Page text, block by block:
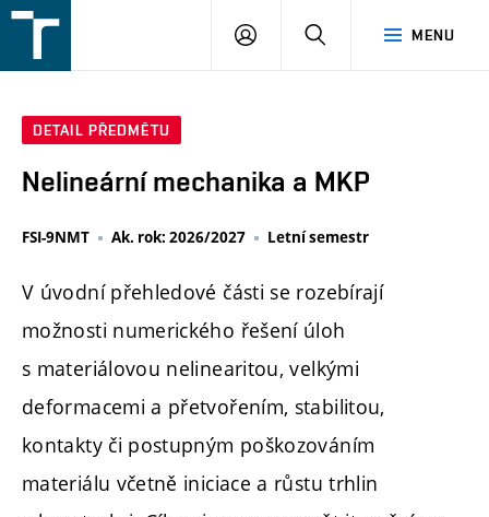
v
MENU
PŘIHLÁŠENÍ
DETAIL PŘEDMĚTU
Nelineární mechanika a MKP
FSI-9NMT Ak. rok: 2026/2027 Letní semestr
V úvodní přehledové části se rozebírají
možnosti numerického řešení úloh
s materiálovou nelinearitou, velkými
deformacemi a přetvořením, stabilitou,
kontakty či postupným poškozováním
materiálu včetně iniciace a růstu trhlin